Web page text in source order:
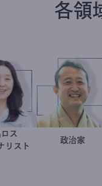
各領
井出留美
食品ロス
ジャーナリスト